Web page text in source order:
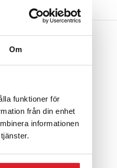
Om
funktioner för
från din enhet
informationen